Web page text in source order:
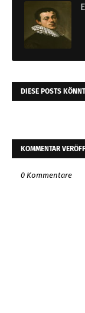
DIESE POSTS
KOMMENTAR
0 Kommentare